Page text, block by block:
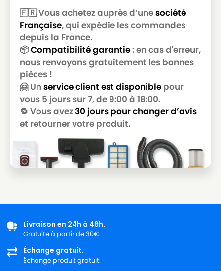
MIOSTAR
MIOSTAR SPECIALIST (SERIE)
MIOSTAR
MIOSTAR STOCKHOLM
MIOSTAR
MIOSTAR SYDNEY
MIOSTAR
MIOSTAR TOKYO
MIOSTAR
MIOSTAR TRANSPARENT BONNY
MIOSTAR
MIOSTAR TRI-ACTIVE
MIOSTAR
MIOSTAR UNIVERSE (SERIE)
MIOSTAR
MIOSTAR VAC 4600
MIOSTAR
MIOSTAR VAC 4700
MIOSTAR
MIOSTAR VENICE
MIOSTAR
MIOSTAR WILD LIME
🇫🇷 Vous achetez auprès d’unesociété
Française, qui expédie les commandes
depuis la France.
📦Compatibilité garantie: en cas d'erreur,
nous renvoyons gratuitement les bonnes
pièces !
🤗 Un service client est disponible pour
vous 5 jours sur 7, de 9:00 à 18:00.
🔁 Vous avez30 jours pour changer d’avis
et retourner votre produit.
Livraison en 24h à 48h.
Gratuite à partir de 30€.
Échange gratuit.
Échange produit gratuit.